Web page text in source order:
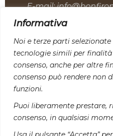
Informativa
Noi e terze parti
tecnologie simili per
consenso, anche per altre
consenso può rendere non
funzioni.
Puoi liberamente prestare,
consenso, in qualsiasi
E-mail:
Telefono:+39 328
Sede:
Via
SEGUICI SU I
SOCIAL:
PAGAMENTI